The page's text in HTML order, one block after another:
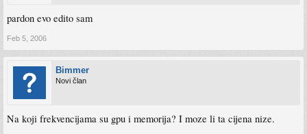
pardon evo edito sam
Feb 5, 2006
Bimmer
Novi član
Na koji frekvencijama su gpu i memorija? I moze li ta cijena nize.